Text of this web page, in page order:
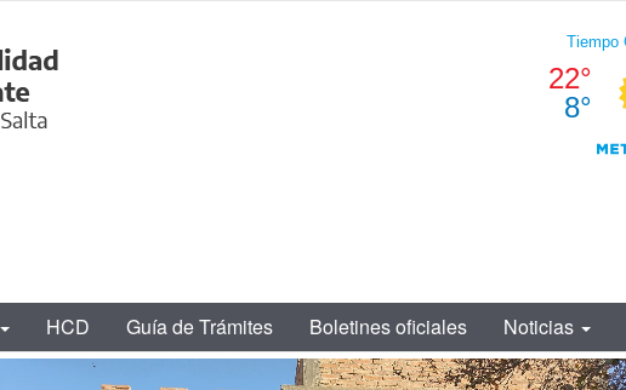
HCD Guía de Trámites Boletines oficiales Noticias